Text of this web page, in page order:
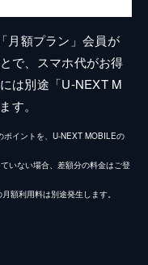
月額プラン」会員が
で、スマホ代がお得
は別途「U-NEXT M
す。
イントを、U-NEXT MOBILEの
いない場合、差額分の料金はご登
額利用料は別途発生します。